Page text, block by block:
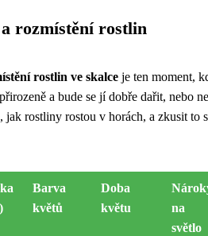
rozmístění rostlin
rostlin ve skalce je ten moment,
a bude se jí dobře dařit, nebo
rostliny rostou v horách, a zkusit to
Barva
květů
Doba
květu
na
světlo